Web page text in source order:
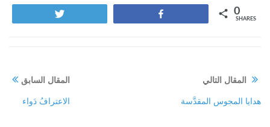
0
SHARES
المقال السابق
الاعترافُ دَواء
المقال التالي
هدايا المجوس المقدَّسة